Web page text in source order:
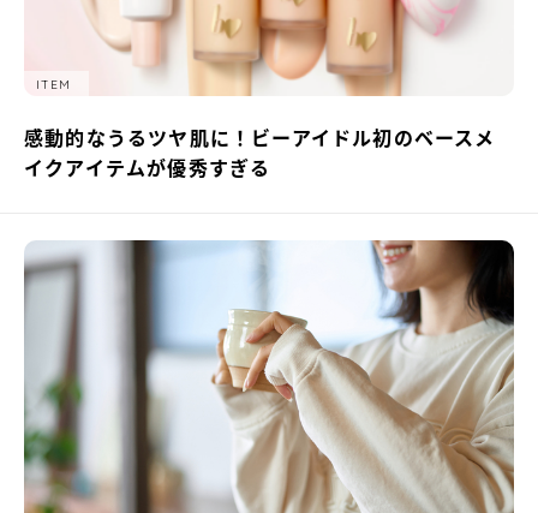
ITEM
感動的なうるツヤ肌に！ビーアイドル初のベースメ
イクアイテムが優秀すぎる